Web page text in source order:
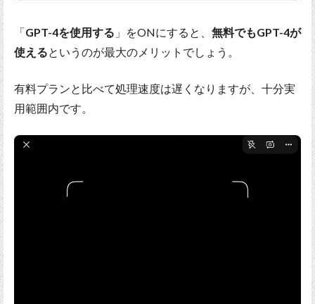
「GPT-4を使用する 」をONにすると、 無料でもGPT-4が
使える というのが最大のメリットでしょう。
有料プランと比べて処理速度は遅くなりますが、十分実
用範囲内です。